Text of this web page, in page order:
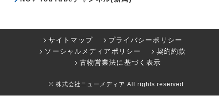
サイトマップ
プライバシーポリシー
ソーシャルメディアポリシー
契約約款
古物営業法に基づく表示
© 株式会社ニューメディア All rights reserved.